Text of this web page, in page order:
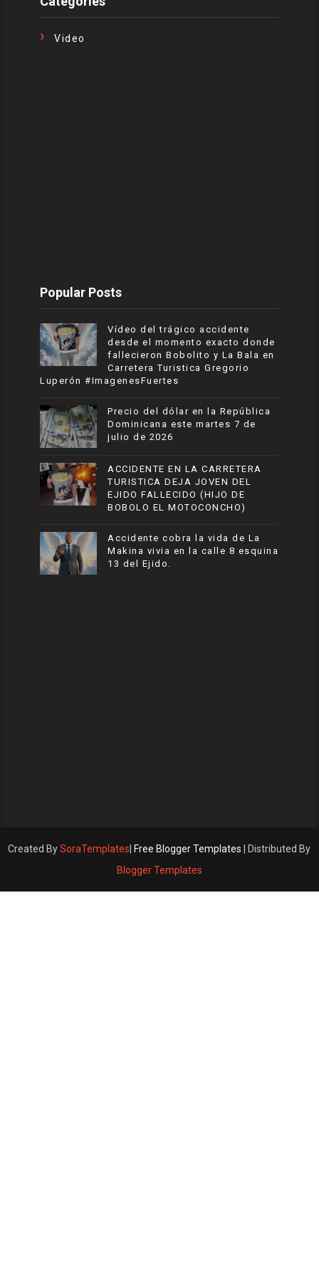
Video
Popular Posts
Vídeo del trágico accidente
desde el momento exacto donde
fallecieron Bobolito y La Bala en
Carretera Turistica Gregorio
Luperón #ImagenesFuertes
Precio del dólar en la República
Dominicana este martes 7 de
julio de 2026
ACCIDENTE EN LA CARRETERA
TURISTICA DEJA JOVEN DEL
EJIDO FALLECIDO (HIJO DE
BOBOLO EL MOTOCONCHO)
Accidente cobra la vida de La
Makina vivia en la calle 8 esquina
13 del Ejido.
Created BySoraTemplates Free Blogger Templates | Distributed By
Blogger Templates